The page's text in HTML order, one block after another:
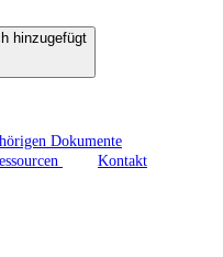
hinzugefügt
Dokumente
Kontakt